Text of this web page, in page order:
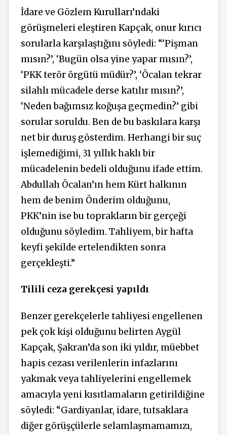
İdare ve Gözlem Kurulları’ndaki
görüşmeleri eleştiren Kapçak, onur kırıcı
sorularla karşılaştığını söyledi: “‘Pişman
mısın?’, ‘Bugün olsa yine yapar mısın?’,
‘PKK terör örgütü müdür?’, ‘Öcalan tekrar
silahlı mücadele derse katılır mısın?’,
‘Neden bağımsız koğuşa geçmedin?’ gibi
sorular soruldu. Ben de bu baskılara karşı
net bir duruş gösterdim. Herhangi bir suç
işlemediğimi, 31 yıllık haklı bir
mücadelenin bedeli olduğunu ifade ettim.
Abdullah Öcalan’ın hem Kürt halkının
hem de benim Önderim olduğunu,
PKK’nin ise bu toprakların bir gerçeği
olduğunu söyledim. Tahliyem,bir hafta
keyfi şekilde ertelendikten sonra
gerçekleşti.”
Tilili ceza gerekçesi yapıldı
Benzer gerekçelerle tahliyesi engellenen
pek çok kişi olduğunu belirten Aygül
Kapçak, Şakran’da son iki yıldır, müebbet
hapis cezası verilenlerin infazlarını
yakmak veya tahliyelerini engellemek
amacıyla yeni kısıtlamaların getirildiğine
söyledi: “Gardiyanlar, idare, tutsaklara
diğer görüşçülerle selamlaşmamamızı,